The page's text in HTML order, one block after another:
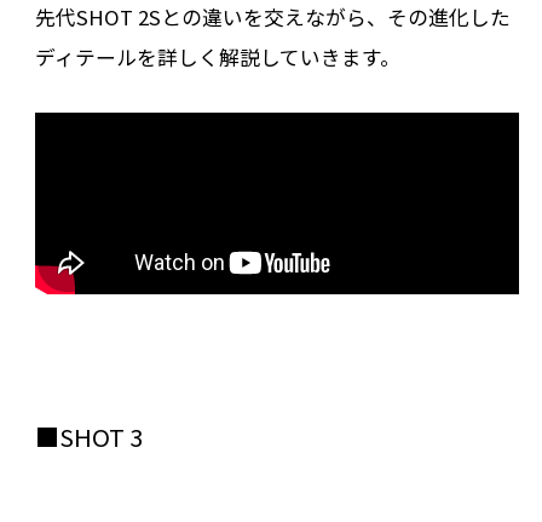
先代SHOT 2Sとの違いを交えながら、その進化した
ディテールを詳しく解説していきます。
■SHOT 3